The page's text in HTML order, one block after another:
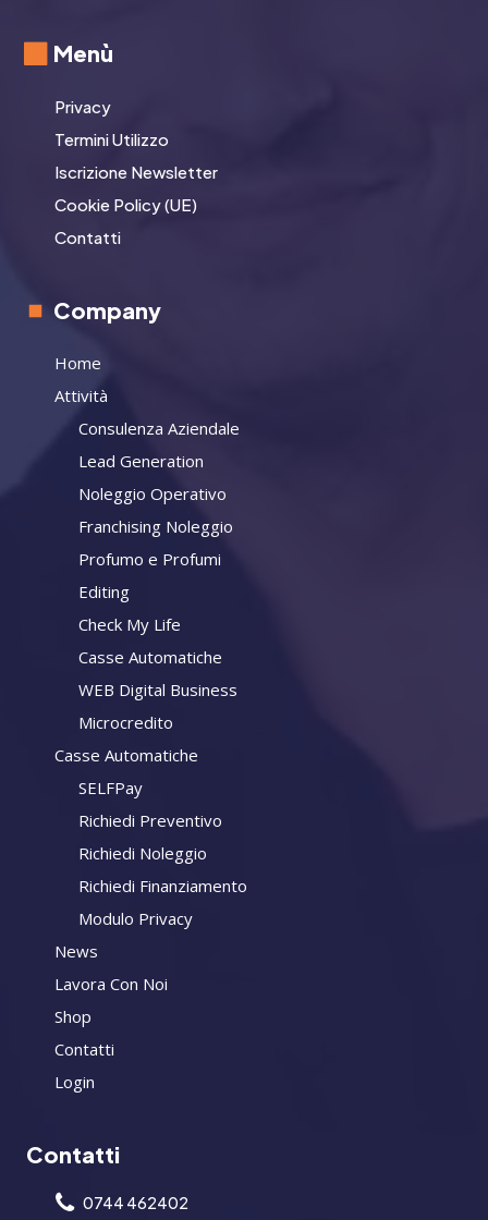
Menù
Privacy
Termini Utilizzo
Iscrizione Newsletter
Cookie Policy (UE)
Contatti
Company
Home
Attività
Consulenza Aziendale
Lead Generation
Noleggio Operativo
Franchising Noleggio
Profumo e Profumi
Editing
Check My Life
Casse Automatiche
WEB Digital Business
Microcredito
Casse Automatiche
SELFPay
Richiedi Preventivo
Richiedi Noleggio
Richiedi Finanziamento
Modulo Privacy
News
Lavora Con Noi
Shop
Contatti
Login
Contatti
0744 462402